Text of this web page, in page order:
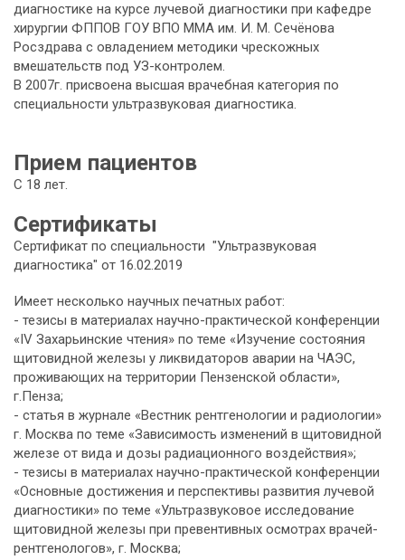
диагностике на курсе лучевой диагностики при кафедре
хирургии ФППОВ ГОУ ВПО ММА им. И. М. Сечёнова
Росздрава с овладением методики чрескожных
вмешательств под УЗ-контролем.
В 2007г. присвоена высшая врачебная категория по
специальности ультразвуковая диагностика.
Прием пациентов
С 18 лет.
Сертификаты
Сертификат по специальности "Ультразвуковая
диагностика" от 16.02.2019
Имеет несколько научных печатных работ:
- тезисы в материалах научно-практической конференции
«IV Захарьинские чтения» по теме «Изучение состояния
щитовидной железы у ликвидаторов аварии на ЧАЭС,
проживающих на территории Пензенской области»,
г.Пенза;
- статья в журнале «Вестник рентгенологии и радиологии»
г. Москва по теме «Зависимость изменений в щитовидной
железе от вида и дозы радиационного воздействия»;
- тезисы в материалах научно-практической конференции
«Основные достижения и перспективы развития лучевой
диагностики» по теме «Ультразвуковое исследование
щитовидной железы при превентивных осмотрах врачей-
рентгенологов», г. Москва;